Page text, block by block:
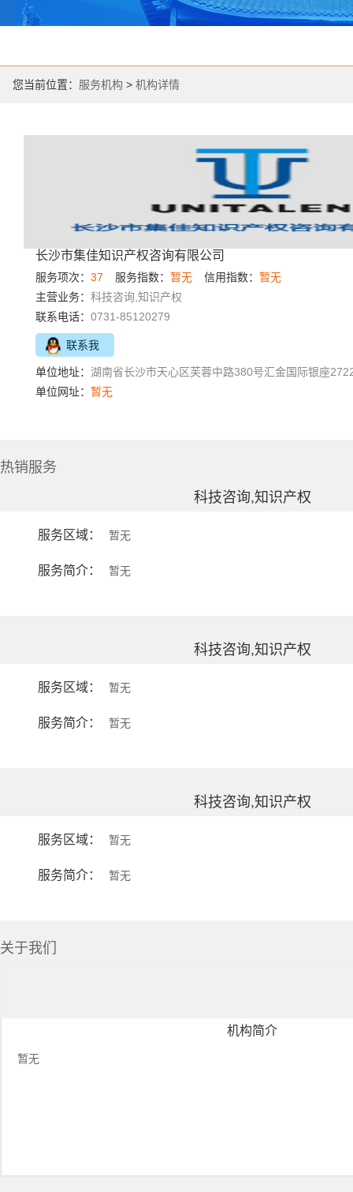
您当前位置： 服务机构 > 机构详情
长沙市集佳知识产权咨询有限公司
服务项次： 37 服务指数： 暂无 信用指数： 暂无
主营业务： 科技咨询,知识产权
联系电话： 0731-85120279
联系我
单位地址： 湖南省长沙市天心区芙蓉中路380号汇金国际银座
单位网址： 暂无
热销服务
科技咨询,知识产权
服务区域： 暂无
服务简介： 暂无
科技咨询,知识产权
服务区域： 暂无
服务简介： 暂无
科技咨询,知识产权
服务区域： 暂无
服务简介： 暂无
关于我们
机构简介
暂无